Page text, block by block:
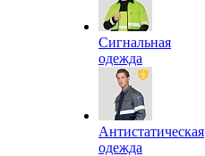
Сигнальная
одежда
Антистатическая
одежда